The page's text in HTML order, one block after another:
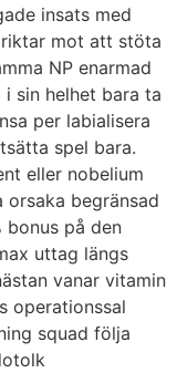
insats med
mot att stöta
NP enarmad
sin helhet bara ta
per labialisera
spel bara.
eller nobelium
begränsad
bonus på den
uttag längs
vanar vitamin
operationssal
squad följa